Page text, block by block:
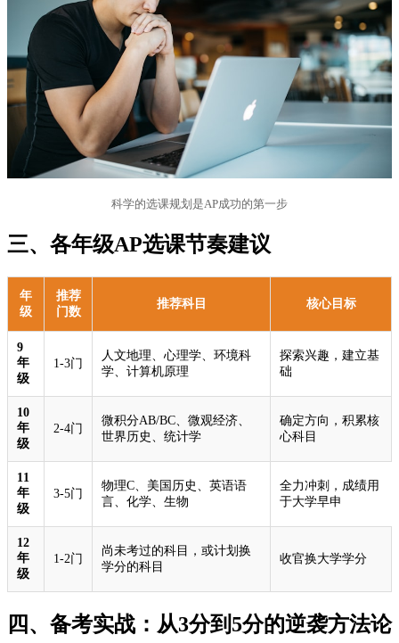
科学的选课规划是AP成功的第一步
三、各年级AP选课节奏建议
年
级
推荐
门数
推荐科目 核心目标
9
年
级
1-3门
人文地理、心理学、环境科
学、计算机原理
探索兴趣，建立基
础
10
年
级
2-4门
微积分AB/BC、微观经济、
世界历史、统计学
确定方向，积累核
心科目
11
年
级
3-5门
物理C、美国历史、英语语
言、化学、生物
全力冲刺，成绩用
于大学早申
12
年
级
1-2门
尚未考过的科目，或计划换
学分的科目
收官换大学学分
四、备考实战：从3分到5分的逆袭方法论